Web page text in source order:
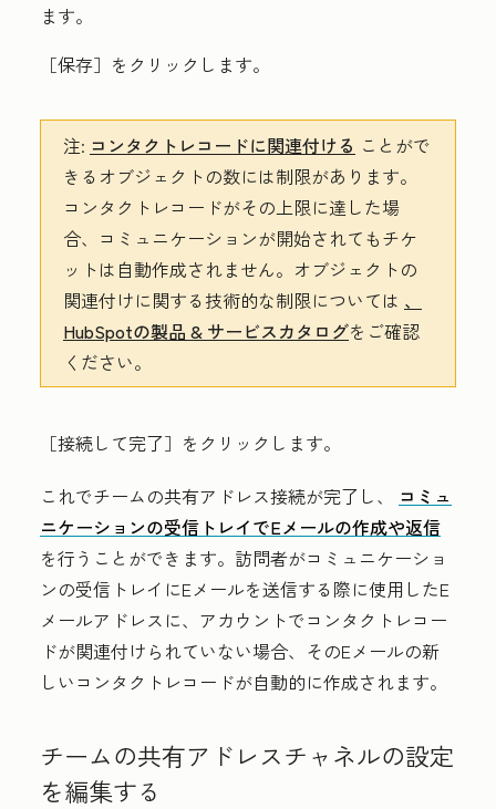
ます。
［保存］ をクリックします。
注: コンタクトレコードに関連付ける ことがで
きるオブジェクトの数には制限があります。
コンタクトレコードがその上限に達した場
合、コミュニケーションが開始されてもチケ
ットは自動作成されません。オブジェクトの
関連付けに関する技術的な制限については 、
HubSpotの製品 & サービスカタログをご確認
ください。
［接続して完了］ をクリックします。
これでチームの共有アドレス接続が完了し、 コミュ
ニケーションの受信トレイでEメールの作成や返信
を行うことができます。訪問者がコミュニケーショ
ンの受信トレイにEメールを送信する際に使用したE
メールアドレスに、アカウントでコンタクトレコー
ドが関連付けられていない場合、そのEメールの新
しいコンタクトレコードが自動的に作成されます。
チームの共有アドレスチャネルの設定
を編集する